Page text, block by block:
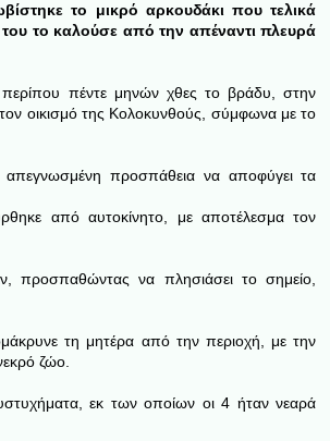
το μικρό αρκουδάκι που τελικά
το καλούσε από την απέναντι πλευρά
πέντε μηνών χθες το βράδυ, στην
οικισμό της Κολοκυνθούς, σύμφωνα με το
προσπάθεια να αποφύγει τα
από αυτοκίνητο, με αποτέλεσμα τον
προσπαθώντας να πλησιάσει το σημείο,
τη μητέρα από την περιοχή, με την
ζώο.
εκ των οποίων οι 4 ήταν νεαρά